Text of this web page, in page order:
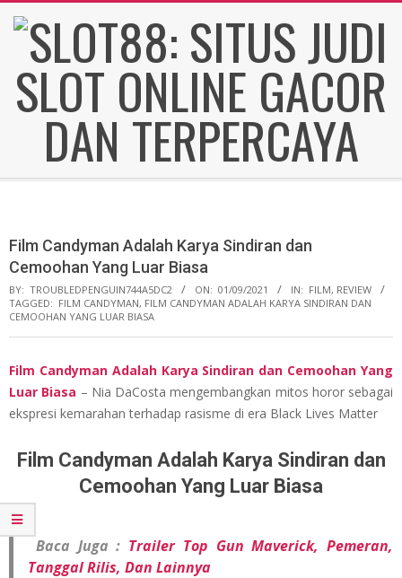
Skip
content
SLOT88:
SITUS
JUDI
SLOT
ONLINE
GACOR
DAN
TERPERCAYA
Film Candyman Adalah Karya Sindiran dan
Cemoohan Yang Luar Biasa
BY: TROUBLEDPENGUIN744A5DC2 ON: 01/09/2021 IN: FILM, REVIEW
TAGGED: FILM CANDYMAN, FILM CANDYMAN ADALAH KARYA SINDIRAN DAN
CEMOOHAN YANG LUAR BIASA
Film Candyman Adalah Karya Sindiran dan Cemoohan Yang
Luar Biasa – Nia DaCosta mengembangkan mitos horor sebagai
ekspresi kemarahan terhadap rasisme di era Black Lives Matter
Film Candyman Adalah Karya Sindiran dan
Cemoohan Yang Luar Biasa
Baca Juga : Trailer Top Gun Maverick, Pemeran,
Tanggal Rilis, Dan Lainnya